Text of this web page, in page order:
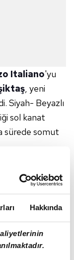
Hakkında
Italiano'yu
, yeni
Siyah- Beyazlı
sol kanat
sürede somut
göre
Arsenal'de
resmi teklif
süre içinde
mali
yönetiminin
yaklaşık 20